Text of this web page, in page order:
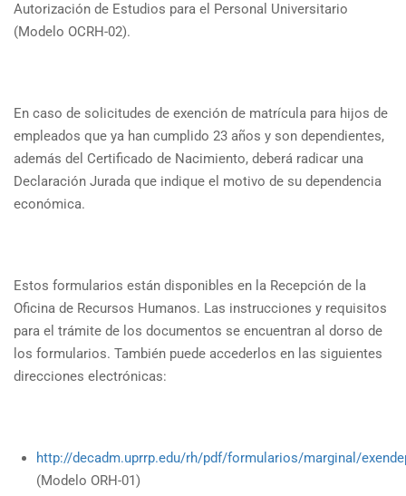
Autorización de Estudios para el Personal Universitario
(Modelo OCRH-02).
En caso de solicitudes de exención de matrícula para hijos de
empleados que ya han cumplido 23 años y son dependientes,
además del Certificado de Nacimiento, deberá radicar una
Declaración Jurada que indique el motivo de su dependencia
económica.
Estos formularios están disponibles en la Recepción de la
Oficina de Recursos Humanos. Las instrucciones y requisitos
para el trámite de los documentos se encuentran al dorso de
los formularios. También puede accederlos en las siguientes
direcciones electrónicas:
http://decadm.uprrp.edu/rh/pdf/formularios/marginal/
(Modelo ORH-01)